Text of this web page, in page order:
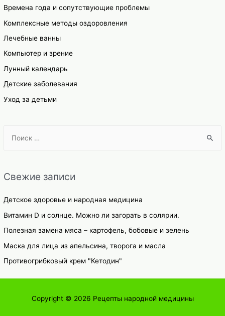
Времена года и сопутствующие проблемы
Комплексные методы оздоровления
Лечебные ванны
Компьютер и зрение
Лунный календарь
Детские заболевания
Уход за детьми
r
h
f
o
Свежие записи
Детское здоровье и народная медицина
Витамин D и солнце. Можно ли загорать в солярии.
Полезная замена мяса – картофель, бобовые и зелень
Маска для лица из апельсина, творога и масла
Противогрибковый крем "Кетодин"
Copyright © 2026 Рецепты народной медицины